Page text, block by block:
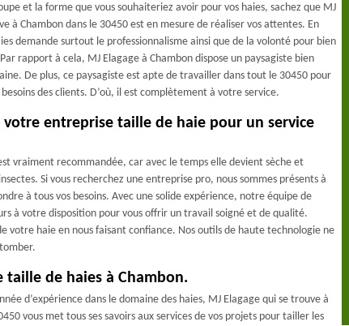
et la forme que vous souhaiteriez avoir pour vos haies, sachez que MJ
à Chambon dans le 30450 est en mesure de réaliser vos attentes. En
demande surtout le professionnalisme ainsi que de la volonté pour bien
rapport à cela, MJ Elagage à Chambon dispose un paysagiste bien
De plus, ce paysagiste est apte de travailler dans tout le 30450 pour
des clients. D’où, il est complètement à votre service.
votre entreprise taille de haie pour un service
vraiment recommandée, car avec le temps elle devient sèche et
Si vous recherchez une entreprise pro, nous sommes présents à
à tous vos besoins. Avec une solide expérience, notre équipe de
à votre disposition pour vous offrir un travail soigné et de qualité.
votre haie en nous faisant confiance. Nos outils de haute technologie ne
taille de haies à Chambon.
d’expérience dans le domaine des haies, MJ Elagage qui se trouve à
vous met tous ses savoirs aux services de vos projets pour tailler les